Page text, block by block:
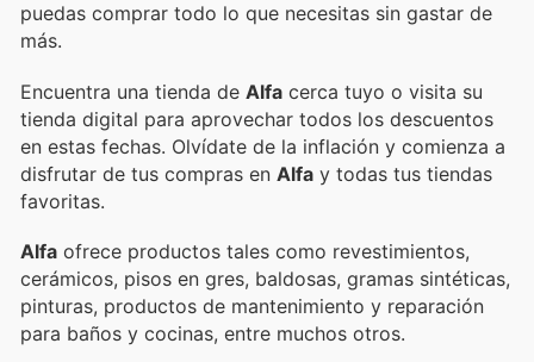
puedas comprar todo lo que necesitas sin gastar de
más.
Encuentra una tienda de Alfa cerca tuyo o visita su
tienda digital para aprovechar todos los descuentos
en estas fechas. Olvídate de la inflación y comienza a
disfrutar de tus compras en Alfa y todas tus tiendas
favoritas.
Alfa ofrece productos tales como revestimientos,
cerámicos, pisos en gres, baldosas, gramas sintéticas,
pinturas, productos de mantenimiento y reparación
para baños y cocinas, entre muchos otros.